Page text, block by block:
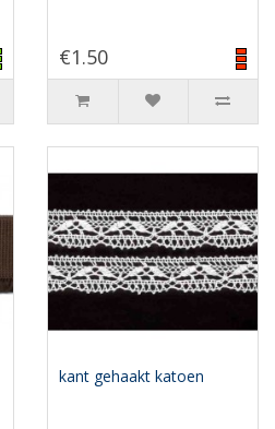
€1.50
kant gehaakt katoen